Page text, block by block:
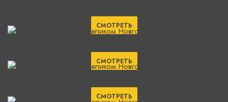
СМОТРЕТЬ
СМОТРЕТЬ
СМОТРЕТЬ